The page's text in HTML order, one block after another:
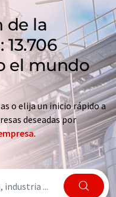
de la
el mundo
o elija un inicio rápido a
deseadas por
.